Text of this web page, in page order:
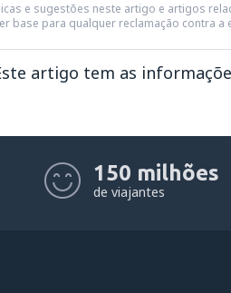
e sugestões neste artigo e artigos
base para qualquer reclamação contra a
artigo tem as
Contém informação incorreta
150 milhões
de viajantes